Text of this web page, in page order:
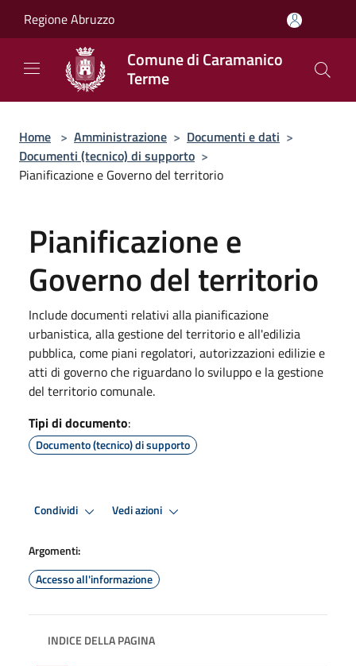
Regione Abruzzo
Comune di Caramanico
Terme
Home > Amministrazione > Documenti e dati >
Documenti (tecnico) di supporto >
Pianificazione e Governo del territorio
Pianificazione e
Governo del territorio
Include documenti relativi alla pianificazione
urbanistica, alla gestione del territorio e all'edilizia
pubblica, come piani regolatori, autorizzazioni edilizie e
atti di governo che riguardano lo sviluppo e la gestione
del territorio comunale.
Tipi di documento:
Documento (tecnico) di supporto
Condividi Vedi azioni
Argomenti:
Accesso all'informazione
INDICE DELLA PAGINA